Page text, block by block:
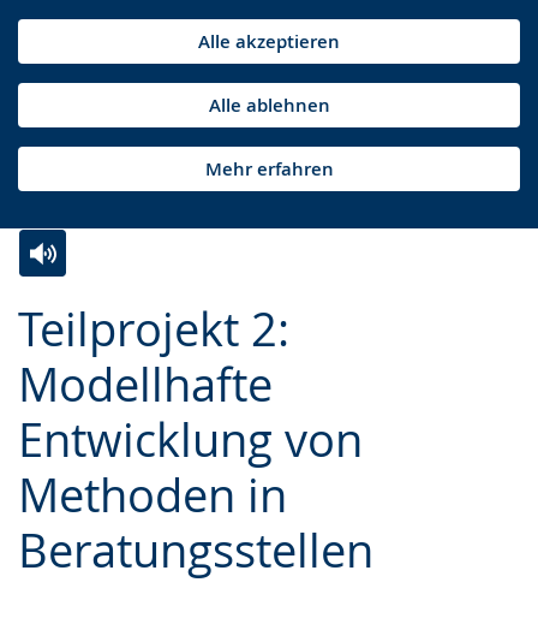
Alle akzeptieren
Alle ablehnen
Mehr erfahren
Teilprojekt 2:
Modellhafte
Entwicklung von
Methoden in
Beratungsstellen
Leichten
Sprache
wechseln.
Audio-
Unterstützung.
Video
in
Deutscher
Gebärdensprache
angezeigt.